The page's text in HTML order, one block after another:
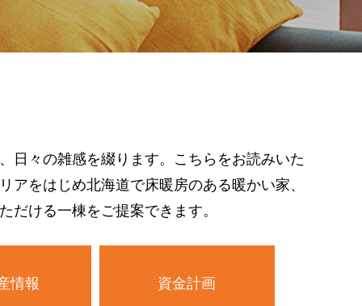
日々の雑感を綴ります。こちらをお読みいた
をはじめ北海道で床暖房のある暖かい家、
だける一棟をご提案できます。
情報 資金計画